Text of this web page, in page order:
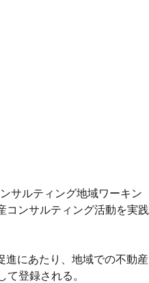
サルティング地域ワーキン
コンサルティング活動を実践
進にあたり、地域での不動産
登録される。